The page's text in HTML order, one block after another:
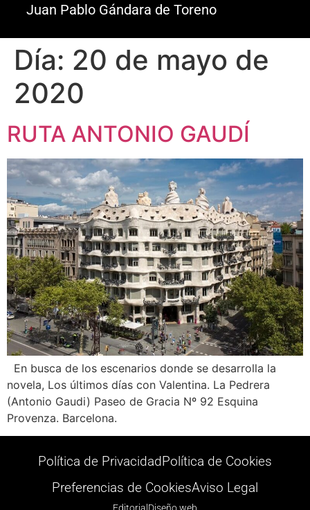
Juan Pablo Gándara de Toreno
Día: 20 de mayo de
2020
RUTA ANTONIO GAUDÍ
En busca de los escenarios donde se desarrolla la
novela, Los últimos días con Valentina. La Pedrera
(Antonio Gaudi) Paseo de Gracia Nº 92 Esquina
Provenza. Barcelona.
Política de PrivacidadPolítica de Cookies
Preferencias de CookiesAviso Legal